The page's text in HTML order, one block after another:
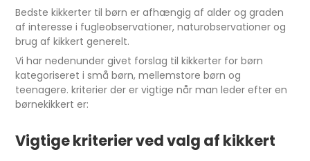
Bedste kikkerter til børn er afhængig af alder og graden
af interesse i fugleobservationer, naturobservationer og
brug af kikkert generelt.
Vi har nedenunder givet forslag til kikkerter for børn
kategoriseret i små børn, mellemstore børn og
teenagere. kriterier der er vigtige når man leder efter en
børnekikkert er:
Vigtige kriterier ved valg af kikkert